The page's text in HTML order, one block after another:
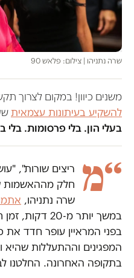
שרה נתניהו | צילום: פלאש 90
משנים כיוון! במקום לצרוך
להשקיע בעיתונות עצמאית
בעלי הון. בלי פרסומות. בלי
“מ
ריצים שורות",
חלק
שרה נתניהו,
במשך יותר מ-
בפני המראיין עופר חדד את
המפגינים וההתעללות
בתקופה האחרונה. החלטנו